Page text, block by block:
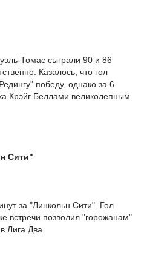
Томас сыграли 90 и 86
Казалось, что гол
победу, однако за 6
Крэйг Беллами великолепным
Сити"
за "Линкольн Сити". Гол
встречи позволил "горожанам"
Лига Два.